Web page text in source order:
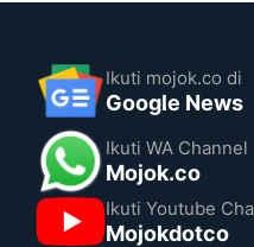
Ikuti mojok.co di
Google News
Ikuti WA Channel
Mojok.co
Ikuti Youtube
Mojokdotco